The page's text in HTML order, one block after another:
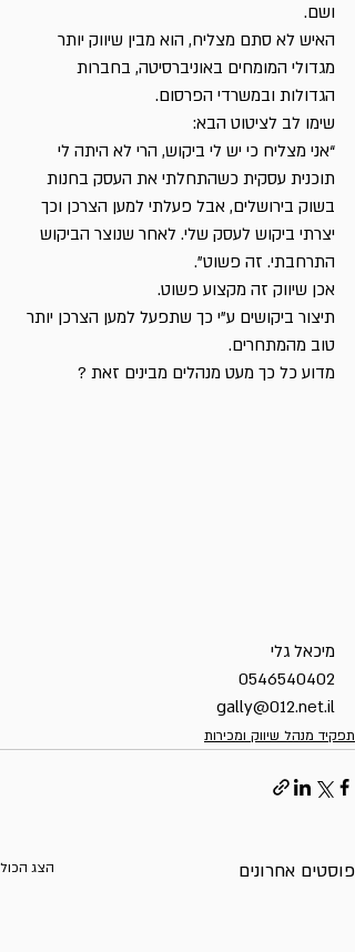
ושם.
האיש לא סתם מצליח, הוא מבין שיווק יותר
מגדולי המומחים באוניברסיטה, בחברות
הגדולות ובמשרדי הפרסום.
שימו לב לציטוט הבא:
“אני מצליח כי יש לי ביקוש, הרי לא היתה לי
תוכנית עסקית כשהתחלתי את העסק בחנות
בשוק בירושלים, אבל פעלתי למען הצרכן וכך
יצרתי ביקוש לעסק שלי. לאחר שנוצר הביקוש
התרחבתי. זה פשוט”.
אכן שיווק זה מקצוע פשוט.
תיצור ביקושים ע”י כך שתפעל למען הצרכן יותר
טוב מהמתחרים.
מדוע כל כך מעט מנהלים מבינים זאת ?
מיכאל גלי
0546540402
gally@012.net.il
תפקיד מנהל שיווק ומכירות
פוסטים אחרונים הצג הכול